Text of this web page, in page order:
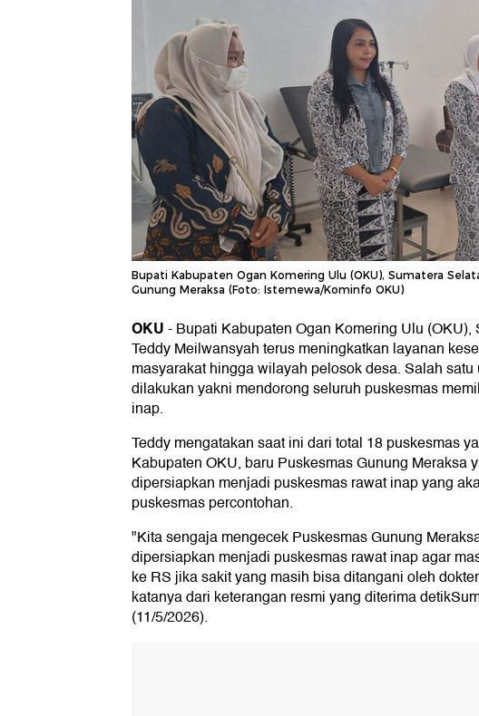
Bupati Kabupaten Ogan Komering Ulu (OKU), Sumatera
Gunung Meraksa (Foto: Istemewa/Kominfo OKU)
OKU-Bupati Kabupaten Ogan Komering Ulu (OKU),
Teddy Meilwansyah terus meningkatkan layanan
masyarakat hingga wilayah pelosok desa. Salah satu
dilakukan yakni mendorong seluruh puskesmas
inap.
Teddy mengatakan saat ini dari total 18 puskesmas
Kabupaten OKU, baru Puskesmas Gunung Meraksa
dipersiapkan menjadi puskesmas rawat inap yang
puskesmas percontohan.
"Kita sengaja mengecek Puskesmas Gunung
dipersiapkan menjadi puskesmas rawat inap agar
ke RS jika sakit yang masih bisa ditangani oleh
katanya dari keterangan resmi yang diterima
(11/5/2026).